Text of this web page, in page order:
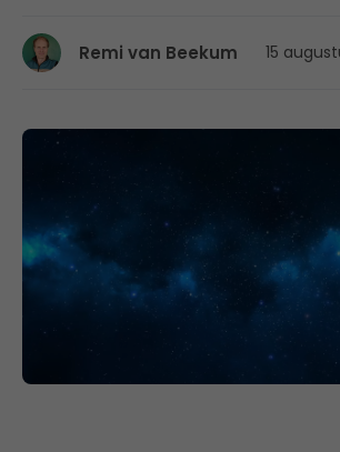
Remi van Beekum 15